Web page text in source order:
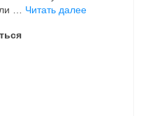
… Читать далее